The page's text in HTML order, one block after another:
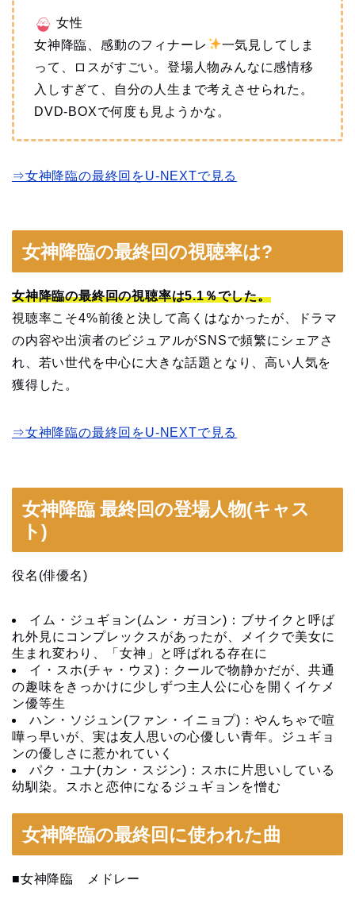
女性
女神降臨、感動のフィナーレ
一気見してしま
って、ロスがすごい。登場人物みんなに感情移
入しすぎて、自分の人生まで考えさせられた。
DVD-BOXで何度も見ようかな。
⇒女神降臨の最終回をU-NEXTで見る
女神降臨の最終回の視聴率は?
女神降臨の最終回の視聴率は5.1％でした。
視聴率こそ4%前後と決して高くはなかったが、ドラマ
の内容や出演者のビジュアルがSNSで頻繁にシェアさ
れ、若い世代を中心に大きな話題となり、高い人気を
獲得した。
⇒女神降臨の最終回をU-NEXTで見る
女神降臨 最終回の登場人物(キャス
ト)
役名(俳優名)
イム・ジュギョン(ムン・ガヨン)：ブサイクと呼ば
れ外見にコンプレックスがあったが、メイクで美女に
生まれ変わり、「女神」と呼ばれる存在に
イ・スホ(チャ・ウヌ)：クールで物静かだが、共通
の趣味をきっかけに少しずつ主人公に心を開くイケメ
ン優等生
ハン・ソジュン(ファン・イニョプ)：やんちゃで喧
嘩っ早いが、実は友人思いの心優しい青年。ジュギョ
ンの優しさに惹かれていく
パク・ユナ(カン・スジン)：スホに片思いしている
幼馴染。スホと恋仲になるジュギョンを憎む
女神降臨の最終回に使われた曲
■女神降臨 メドレー